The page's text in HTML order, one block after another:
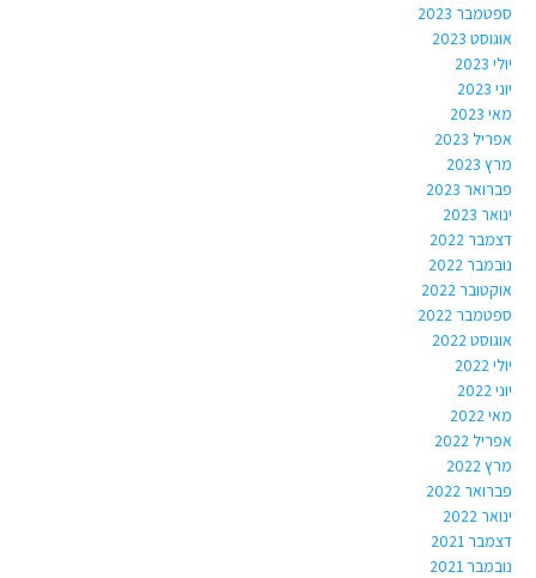
ספטמבר 2023
אוגוסט 2023
יולי 2023
יוני 2023
מאי 2023
אפריל 2023
מרץ 2023
פברואר 2023
ינואר 2023
דצמבר 2022
נובמבר 2022
אוקטובר 2022
ספטמבר 2022
אוגוסט 2022
יולי 2022
יוני 2022
מאי 2022
אפריל 2022
מרץ 2022
פברואר 2022
ינואר 2022
דצמבר 2021
נובמבר 2021